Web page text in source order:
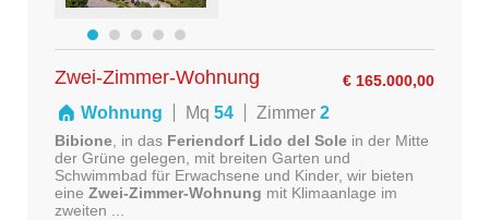
€ 165.000,00
Zwei-Zimmer-Wohnung
Wohnung Mq 54 Zimmer 2
Bibione , in das Feriendorf Lido del Sole in der Mitte
der Grüne gelegen, mit breiten Garten und
Schwimmbad für Erwachsene und Kinder, wir bieten
eine Zwei-Zimmer-Wohnung mit Klimaanlage im
zweiten ...